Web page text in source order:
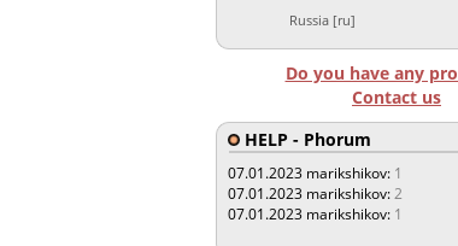
Russia [ru]
Do you have any
Contact us
HELP - Phorum
07.01.2023 marikshikov: 1
07.01.2023 marikshikov:2
07.01.2023 marikshikov: 1